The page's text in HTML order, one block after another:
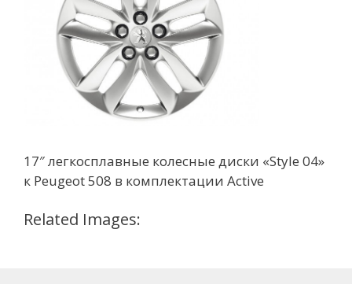
17″ легкосплавные колесные диски «Style 04»
к Peugeot 508 в комплектации Active
Related Images: